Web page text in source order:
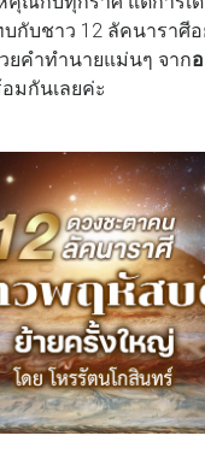
กับชาว 12 ลัคนาราศี
ยคำทำนายแม่นๆ จาก
มกันเลยค่ะ